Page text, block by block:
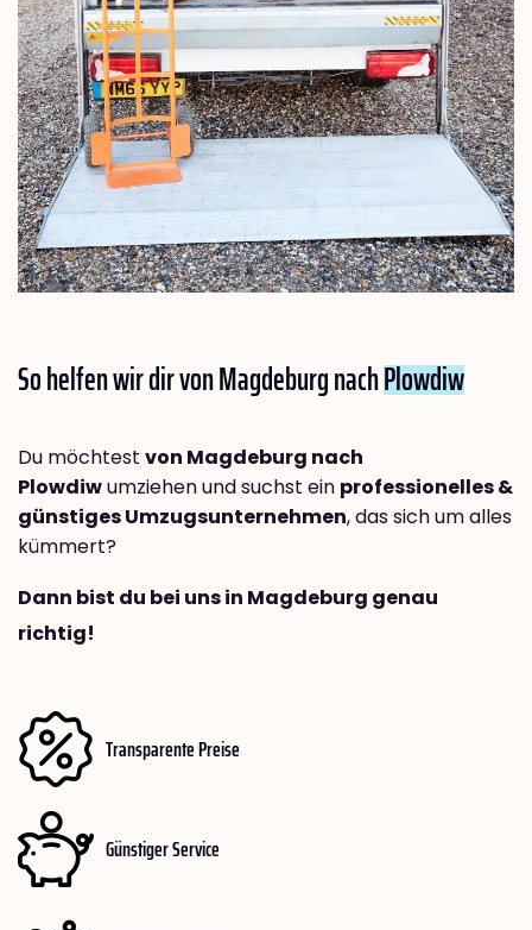
So helfen wir dir von Magdeburg nachPlowdiw
Du möchtest von Magdeburg nach
Plowdiwumziehen und suchst ein professionelles &
günstiges Umzugsunternehmen, das sich um alles
kümmert?
Dann bist du bei uns in Magdeburg genau
richtig!
Transparente Preise
Günstiger Service